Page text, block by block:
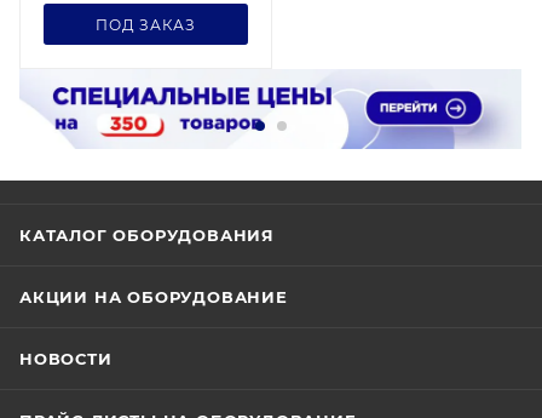
ПОД ЗАКАЗ
КАТАЛОГ ОБОРУДОВАНИЯ
АКЦИИ НА ОБОРУДОВАНИЕ
НОВОСТИ